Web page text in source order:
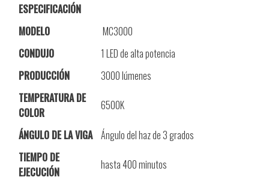
ESPECIFICACIÓN
MODELO
MC3000
CONDUJO
1 LED de alta potencia
PRODUCCIÓN
3000 lúmenes
TEMPERATURA DE
COLOR
6500K
ÁNGULO DE LA VIGA Ángulo del haz de 3 grados
TIEMPO DE
EJECUCIÓN
hasta 400 minutos